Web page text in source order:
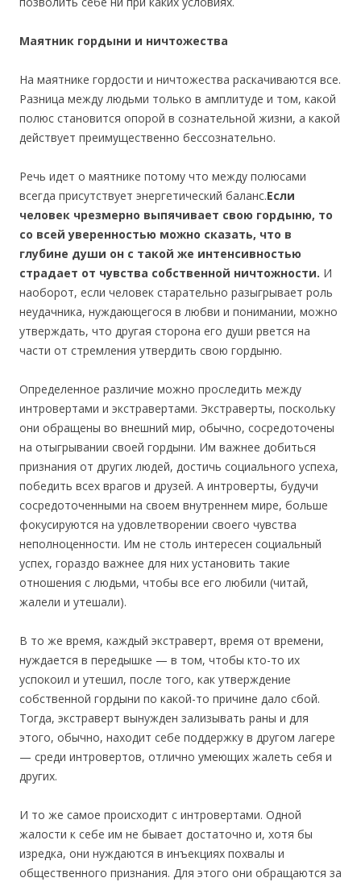
Маятник гордыни и ничтожества
На маятнике гордости и ничтожества раскачиваются все.
Разница между людьми только в амплитуде и том, какой
полюс становится опорой в сознательной жизни, а какой
действует преимущественно бессознательно.
Речь идет о маятнике потому что между полюсами
всегда присутствует энергетический баланс.Если
человек чрезмерно выпячивает свою гордыню, то
со всей уверенностью можно сказать, что в
глубине души он с такой же интенсивностью
страдает от чувства собственной ничтожности. И
наоборот, если человек старательно разыгрывает роль
неудачника, нуждающегося в любви и понимании, можно
утверждать, что другая сторона его души рвется на
части от стремления утвердить свою гордыню.
Определенное различие можно проследить между
интровертами и экстравертами. Экстраверты, поскольку
они обращены во внешний мир, обычно, сосредоточены
на отыгрывании своей гордыни. Им важнее добиться
признания от других людей, достичь социального успеха,
победить всех врагов и друзей. А интроверты, будучи
сосредоточенными на своем внутреннем мире, больше
фокусируются на удовлетворении своего чувства
неполноценности. Им не столь интересен социальный
успех, гораздо важнее для них установить такие
отношения с людьми, чтобы все его любили (читай,
жалели и утешали).
В то же время, каждый экстраверт, время от времени,
нуждается в передышке — в том, чтобы кто-то их
успокоил и утешил, после того, как утверждение
собственной гордыни по какой-то причине дало сбой.
Тогда, экстраверт вынужден зализывать раны и для
этого, обычно, находит себе поддержку в другом лагере
— среди интровертов, отлично умеющих жалеть себя и
других.
И то же самое происходит с интровертами. Одной
жалости к себе им не бывает достаточно и, хотя бы
изредка, они нуждаются в инъекциях похвалы и
общественного признания. Для этого они обращаются за